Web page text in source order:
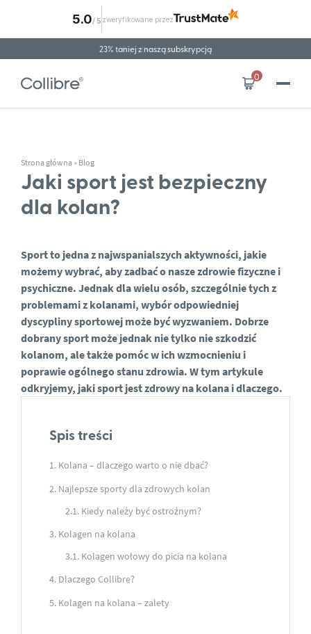
23% taniej z naszą subskrypcją
Wysyłka za granicę
0
Strona główna » Blog
Jaki sport jest bezpieczny
dla kolan?
Sport to jedna z najwspanialszych aktywności, jakie
możemy wybrać, aby zadbać o nasze zdrowie fizyczne i
psychiczne. Jednak dla wielu osób, szczególnie tych z
problemami z kolanami, wybór odpowiedniej
dyscypliny sportowej może być wyzwaniem. Dobrze
dobrany sport może jednak nie tylko nie szkodzić
kolanom, ale także pomóc w ich wzmocnieniu i
poprawie ogólnego stanu zdrowia. W tym artykule
odkryjemy, jaki sport jest zdrowy na kolana i dlaczego.
Spis treści
Kolana – dlaczego warto o nie dbać?
Najlepsze sporty dla zdrowych kolan
Kiedy należy być ostrożnym?
Kolagen na kolana
Kolagen wołowy do picia na kolana
Dlaczego Collibre?
Kolagen na kolana – zalety
5.0/ 5 zweryfikowane przez